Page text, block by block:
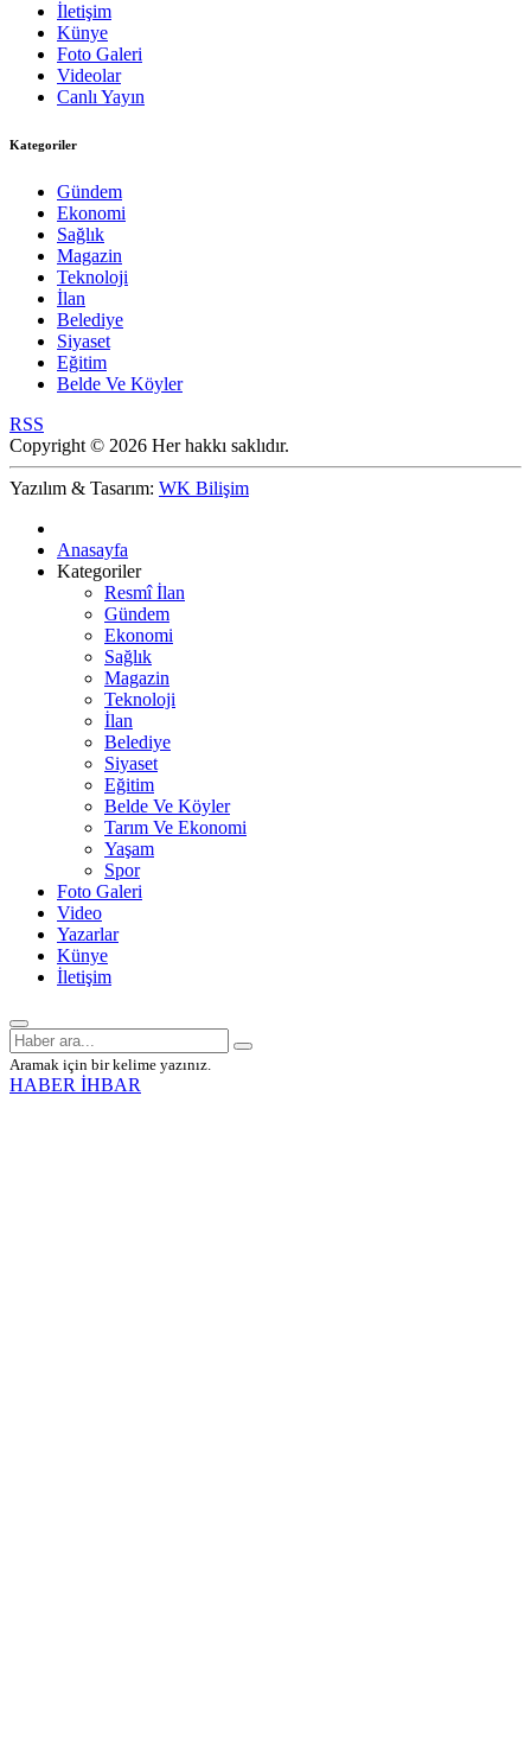
İletişim
Künye
Foto Galeri
Videolar
Canlı Yayın
Kategoriler
Gündem
Ekonomi
Sağlık
Magazin
Teknoloji
İlan
Belediye
Siyaset
Eğitim
Belde Ve Köyler
RSS
Copyright © 2026 Her hakkı saklıdır.
Yazılım & Tasarım: WK Bilişim
Anasayfa
Kategoriler
Resmî İlan
Gündem
Ekonomi
Sağlık
Magazin
Teknoloji
İlan
Belediye
Siyaset
Eğitim
Belde Ve Köyler
Tarım Ve Ekonomi
Yaşam
Spor
Foto Galeri
Video
Yazarlar
Künye
İletişim
Aramak için bir kelime yazınız.
HABER İHBAR